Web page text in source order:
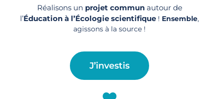
Réalisons un projet communautour de
l’Éducation à l’Écologie scientifique ! Ensemble,
agissons à la source !
J’investis